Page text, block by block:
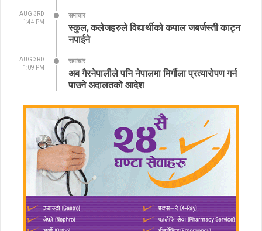
AUG 3RD
1:44 PM
समाचार
स्कुल, कलेजहरुले विद्यार्थीको कपाल जबर्जस्ती काट्न
नपाईने
AUG 3RD
1:09 PM
समाचार
अब गैरनेपालीले पनि नेपालमा मिर्गौला प्रत्यारोपण गर्न
पाउने अदालतको आदेश